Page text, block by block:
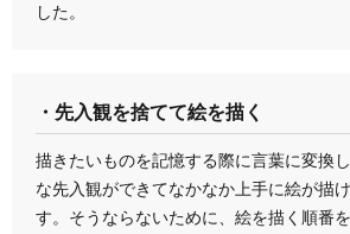
した。
・先入観を捨てて絵を描く
描きたいものを記憶する際に言葉に変換
な先入観ができてなかなか上手に絵が描
す。そうならないために、絵を描く順番